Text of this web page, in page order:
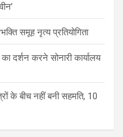
समूह नृत्य प्रतियोगिता
दर्शन करने सोनारी कार्यालय
के बीच नहीं बनी सहमति, 10